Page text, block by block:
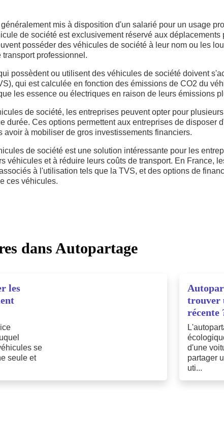
mis à disposition d'un salarié pour un usage
de société est exclusivement réservé aux déplacements
posséder des véhicules de société à leur nom ou les
transport professionnel.
possèdent ou utilisent des véhicules de société doivent
qui est calculée en fonction des émissions de CO2 du
les essence ou électriques en raison de leurs émissions
de société, les entreprises peuvent opter pour
durée. Ces options permettent aux entreprises de disposer
avoir à mobiliser de gros investissements financiers.
de société est une solution intéressante pour les
véhicules et à réduire leurs coûts de transport. En France,
à l'utilisation tels que la TVS, et des options de
ces véhicules.
dans Autopartage
les
se
seule et
trouver
récente
d'une
partager
uti...